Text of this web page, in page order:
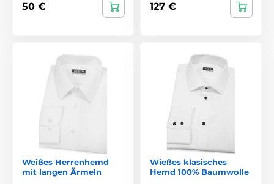
50 € 127 €
Weißes Herrenhemd
mit langen Ärmeln
Wießes klasisches
Hemd 100% Baumwolle